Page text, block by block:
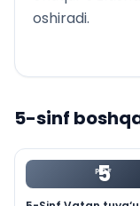
oshiradi.
5-sinf
5
PDF